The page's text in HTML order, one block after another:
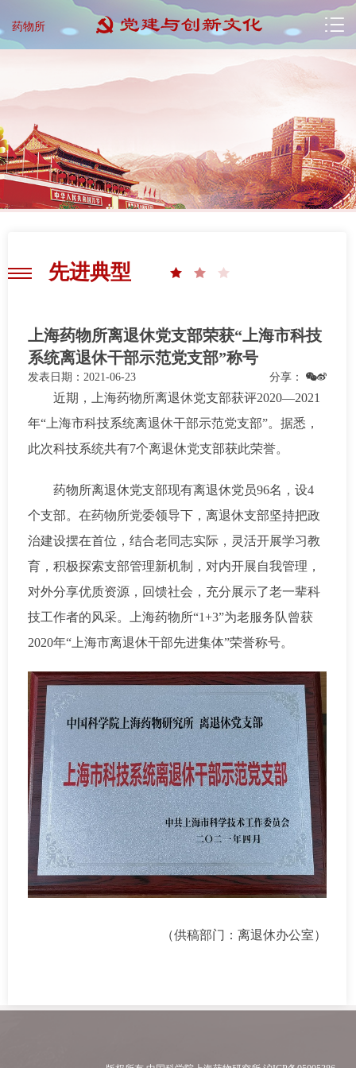
药物所
先进典型
上海药物所离退休党支部荣获“上海市科技
系统离退休干部示范党支部”称号
发表日期： 2021-06-23 分享：
近期，上海药物所离退休党支部获评2020—2021
年“上海市科技系统离退休干部示范党支部”。据悉，
此次科技系统共有7个离退休党支部获此荣誉。
药物所离退休党支部现有离退休党员96名，设4
个支部。在药物所党委领导下，离退休支部坚持把政
治建设摆在首位，结合老同志实际，灵活开展学习教
育，积极探索支部管理新机制，对内开展自我管理，
对外分享优质资源，回馈社会，充分展示了老一辈科
技工作者的风采。上海药物所“1+3”为老服务队曾获
2020年“上海市离退休干部先进集体”荣誉称号。
（供稿部门：离退休办公室）